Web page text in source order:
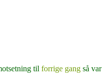
til forrige gang så var